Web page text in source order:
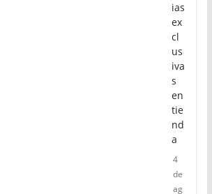
ias
ex
cl
us
iva
s
en
tie
nd
a
4
de
ag